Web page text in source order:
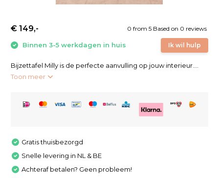
0 from 5 Based on 0 reviews
Ik wil hulp
€ 149,-
Binnen 3-5 werkdagen in huis
Bijzettafel Milly is de perfecte aanvulling op jouw interieur....
Toon meer
Gratis thuisbezorgd
Snelle levering in NL & BE
Achteraf betalen? Geen probleem!